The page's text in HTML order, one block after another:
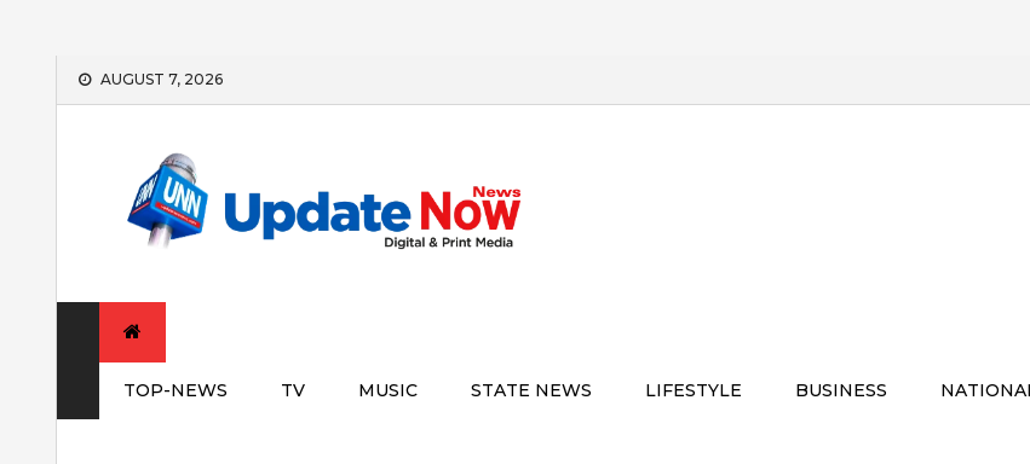
AUGUST 7, 2026
TOP-NEWS TV MUSIC STATE NEWS LIFESTYLE BUSINESS